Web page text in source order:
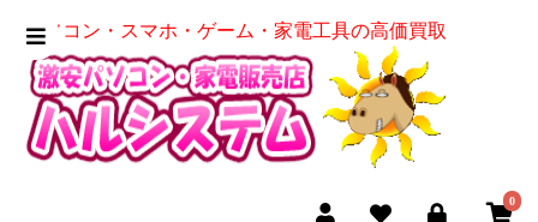
パソコン・スマホ・ゲーム・家電工具の高価買取
0